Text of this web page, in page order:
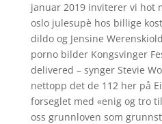
januar 2019 inviterer vi hot
oslo julesupè hos billige
dildo og Jensine
porno bilder Kongsvinger
delivered – synger Stevie
nettopp det de 112 her på
forseglet med «enig og tro
oss grunnloven som